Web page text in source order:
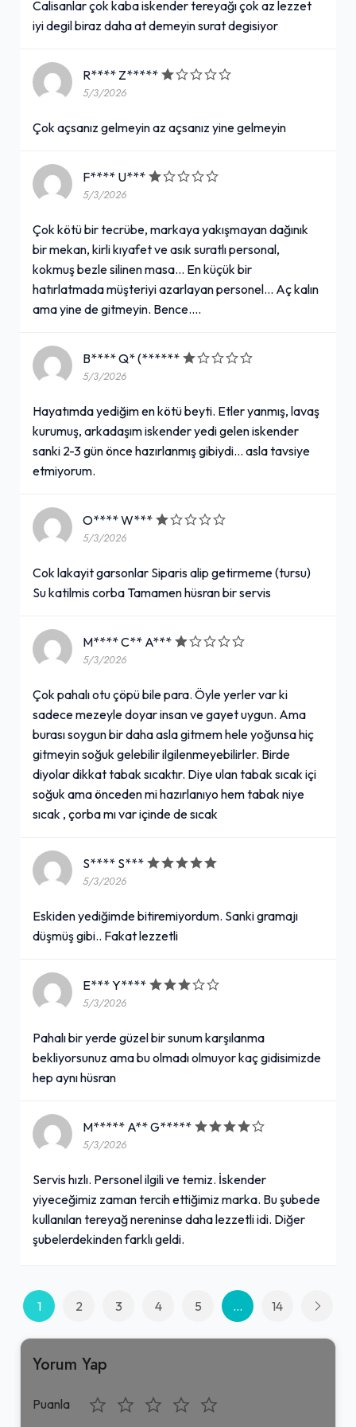
+
Su (33 cl.)
539,00₺
Duble İskender
399,00₺
+
249,00₺
Mercimek Çorbası + Salata + Ayran
+
Cappy (33 cl.)
330 ml.
+
Coca-Cola (1 L.)
Pet şişe
+
Coss Menü
279,00₺
Tek İskender + Kutu İçecek
+
Ayran (275 ml.)
40,00₺
275 ml.
+
Coca-Cola Şekersiz (45 cl.)
49,00₺
450 ml.
+
Tek İskender
289,00₺
Tek porsiyon et İskender
+
Coca-Cola (45 cl.)
59,00₺
Pet şişe
Calisanlar çok kaba iskender tereyağı çok az lezzet
iyi degil biraz daha at demeyin surat degisiyor
R**** Z*****
5/3/2026
Çok açsanız gelmeyin az açsanız yine gelmeyin
F**** U***
5/3/2026
Çok kötü bir tecrübe, markaya yakışmayan dağınık
bir mekan, kirli kıyafet ve asık suratlı personal,
kokmuş bezle silinen masa... En küçük bir
hatırlatmada müşteriyi azarlayan personel... Aç kalın
ama yine de gitmeyin. Bence....
B**** Q* (******
5/3/2026
Hayatımda yediğim en kötü beyti. Etler yanmış, lavaş
kurumuş, arkadaşım iskender yedi gelen iskender
sanki 2-3 gün önce hazırlanmış gibiydi… asla tavsiye
etmiyorum.
O**** W***
5/3/2026
Cok lakayit garsonlar Siparis alip getirmeme (tursu)
Su katilmis corba Tamamen hüsran bir servis
M**** C** A***
5/3/2026
Çok pahalı otu çöpü bile para. Öyle yerler var ki
sadece mezeyle doyar insan ve gayet uygun. Ama
burası soygun bir daha asla gitmem hele yoğunsa hiç
gitmeyin soğuk gelebilir ilgilenmeyebilirler. Birde
diyolar dikkat tabak sıcaktır. Diye ulan tabak sıcak içi
soğuk ama önceden mi hazırlanıyo hem tabak niye
sıcak , çorba mı var içinde de sıcak
S**** S***
5/3/2026
Eskiden yediğimde bitiremiyordum. Sanki gramajı
düşmüş gibi.. Fakat lezzetli
E*** Y****
5/3/2026
Pahalı bir yerde güzel bir sunum karşılanma
bekliyorsunuz ama bu olmadı olmuyor kaç gidisimizde
hep aynı hüsran
M***** A** G*****
5/3/2026
Servis hızlı. Personel ilgili ve temiz. İskender
yiyeceğimiz zaman tercih ettiğimiz marka. Bu şubede
kullanılan tereyağ nereninse daha lezzetli idi. Diğer
şubelerdekinden farklı geldi.
1 2 3 4 5 ... 14
Yorum Yap
Puanla